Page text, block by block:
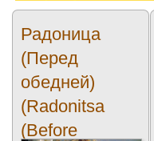
Радоница
(Перед
обедней)
(Radonitsa
(Before